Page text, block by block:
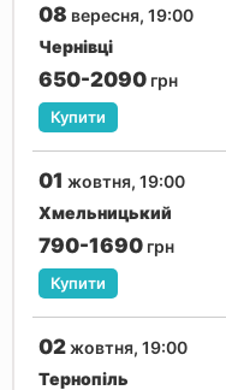
08 вересня, 19:00
Чернівці
650-2090 грн
Купити
01 жовтня, 19:00
Хмельницький
790-1690 грн
Купити
02жовтня, 19:00
Тернопіль